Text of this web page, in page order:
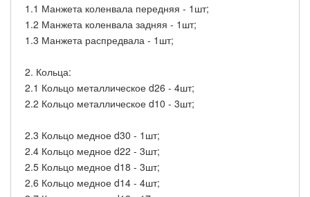
1.1 Манжета коленвала передняя - 1шт;
1.2 Манжета коленвала задняя - 1шт;
1.3 Манжета распредвала - 1шт;
2. Кольца:
2.1 Кольцо металлическое d26 - 4шт;
2.2 Кольцо металлическое d10 - 3шт;
2.3 Кольцо медное d30 - 1шт;
2.4 Кольцо медное d22 - 3шт;
2.5 Кольцо медное d18 - 3шт;
2.6 Кольцо медное d14 - 4шт;